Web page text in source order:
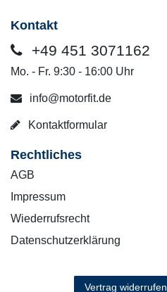
Kontakt
+49 451 3071162
Mo. - Fr. 9:30 - 16:00 Uhr
info@motorfit.de
Kontaktformular
Rechtliches
AGB
Impressum
Wiederrufsrecht
Datenschutzerklärung
Vertrag widerrufen